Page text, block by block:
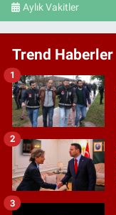
Aylık Vakitler
Trend Haberler
1
2
3